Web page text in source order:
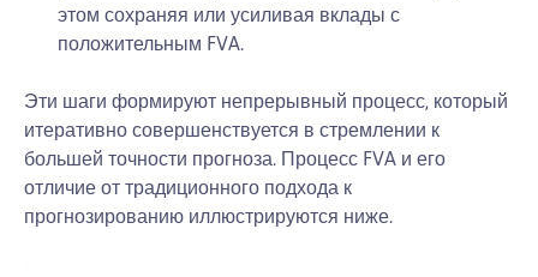
этом сохраняя или усиливая вклады с
положительным FVA.
Эти шаги формируют непрерывный процесс, который
итеративно совершенствуется в стремлении к
большей точности прогноза. Процесс FVA и его
отличие от традиционного подхода к
прогнозированию иллюстрируются ниже.